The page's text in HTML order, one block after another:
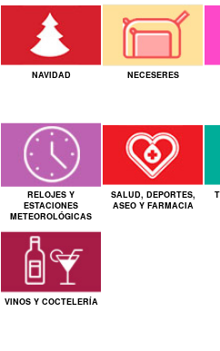
NAVIDAD NECESERES
RELOJES Y
ESTACIONES
METEOROLÓGICAS
SALUD, DEPORTES,
ASEO Y FARMACIA
VINOS Y COCTELERÍA